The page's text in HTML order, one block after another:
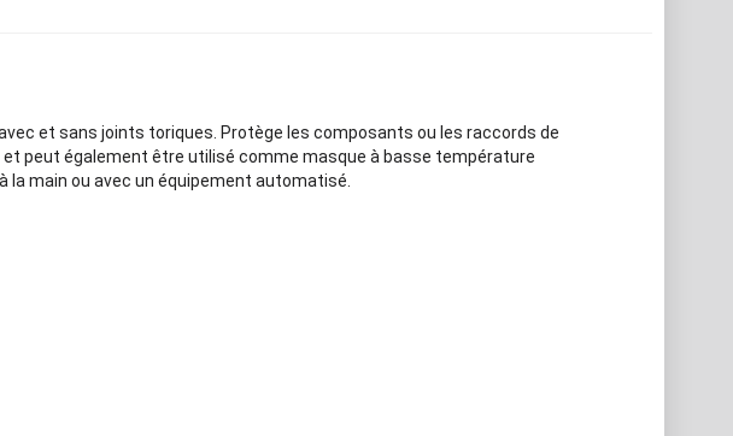
et sans joints toriques. Protège les composants ou les raccords de
peut également être utilisé comme masque à basse température
main ou avec un équipement automatisé.